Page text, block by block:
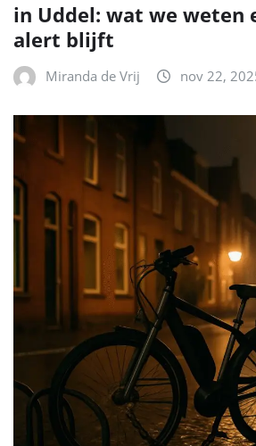
in Uddel: wat we weten
alert blijft
Miranda de Vrij nov 22,